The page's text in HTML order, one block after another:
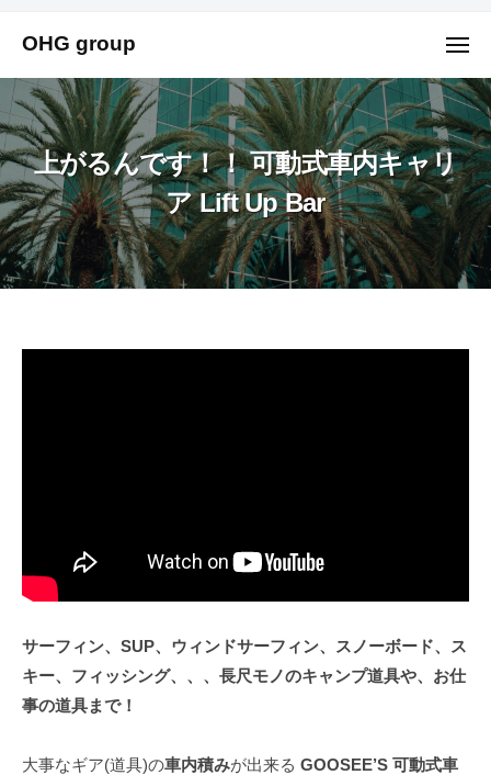
ン
ツ
へ
ス
キ
ッ
プ
OHG group
メ
ュ
ー
上がるんです！！ 可動式車内キャリ
ア Lift Up Bar
す！！
可
動
式
車
内
サーフィン、SUP、ウィンドサーフィン、スノーボード、ス
キー、フィッシング、、、長尺モノのキャンプ道具や、お仕
事の道具まで！
大事なギア(道具)の車内積みが出来る GOOSEE’S 可動式車